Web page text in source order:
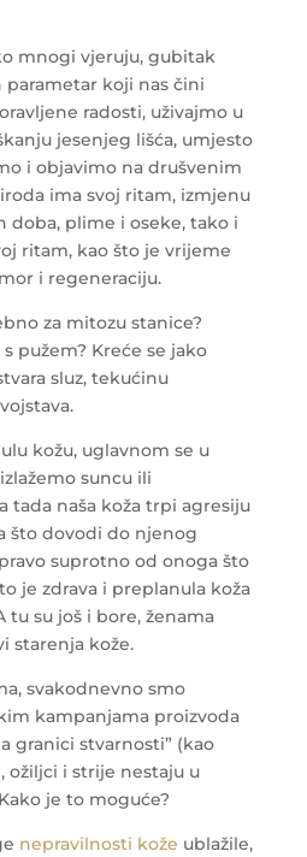
mnogi vjeruju, gubitak
parametar koji nas čini
radosti, uživajmo u
jesenjeg lišća, umjesto
i objavimo na drušvenim
ima svoj ritam, izmjenu
doba, plime i oseke, tako i
ritam, kao što je vrijeme
i regeneraciju.
za mitozu stanice?
pužem? Kreće se jako
sluz, tekućinu
kožu, uglavnom se u
suncu ili
tada naša koža trpi agresiju
što dovodi do njenog
suprotno od onoga što
je zdrava i preplanula koža
tu su još i bore, ženama
starenja kože.
svakodnevno smo
kampanjama proizvoda
granici stvarnosti” (kao
ožiljci i strije nestaju u
je to moguće?
nepravilnosti kože ublažile,